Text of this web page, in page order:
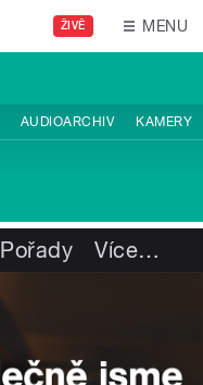
ŽIVĚ MENU
AUDIOARCHIV KAMERY
Pořady Více…